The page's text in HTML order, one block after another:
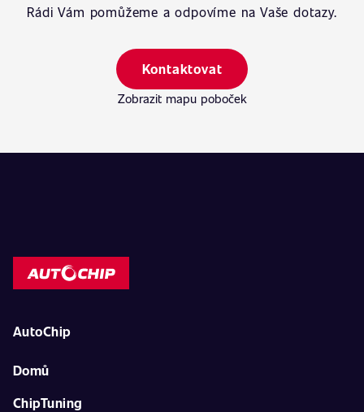
Rádi Vám pomůžeme a odpovíme na Vaše dotazy.
Kontaktovat
Zobrazit mapu poboček
AutoChip
Domů
ChipTuning